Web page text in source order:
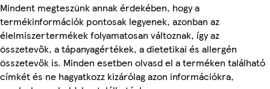
Mindent megteszünk annak érdekében, hogy a
termékinformációk pontosak legyenek, azonban az
élelmiszertermékek folyamatosan változnak, így az
összetevők, a tápanyagértékek, a dietetikai és allergén
összetevők is. Minden esetben olvasd el a terméken található
címkét és ne hagyatkozz kizárólag azon információkra,